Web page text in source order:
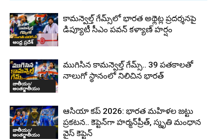
ఆంధ్ర ప్రదేశ్
కామన్వెల్త్ గేమ్స్‌లో భారత అథ్లెట్ల ప్రదర్శనపై
డిప్యూటీ సీఎం పవన్ కళ్యాణ్ హర్షం
జాతీయం/
అంతర్జాతీయం
ముగిసిన కామన్వెల్త్ గేమ్స్‌.. 39 పతకాలతో
నాలుగో స్థానంలో నిలిచిన భారత్
జాతీయం/
అంతర్జాతీయం
ఆసియా కప్ 2026: భారత మహిళల జట్టు
ప్రకటన.. కెప్టెన్‌గా హర్మన్‌ప్రీత్, స్మృతి మంధాన
వైస్ కెప్టెన్‌